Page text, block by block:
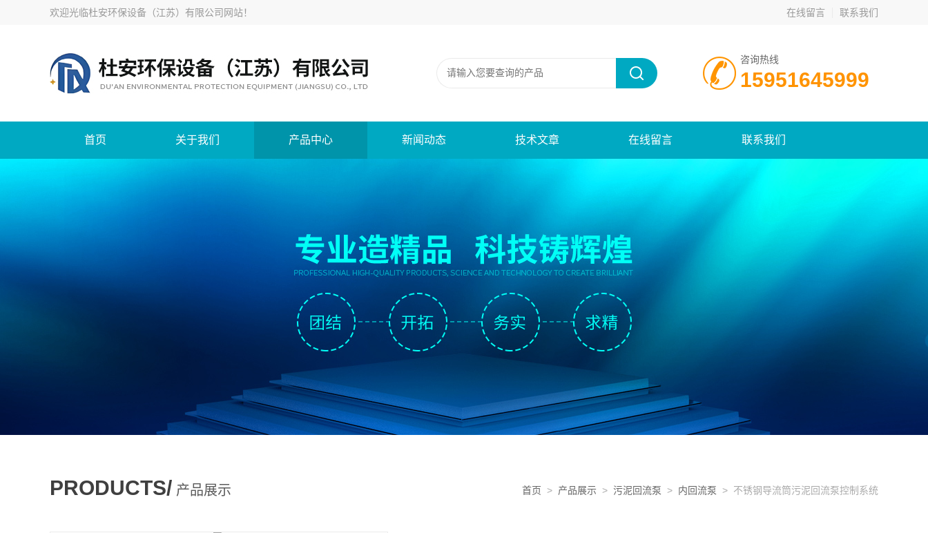
欢迎光临杜安环保设备（江苏）有限公司网站！ 在线留言 联系我们
咨询热线
15951645999
首页 关于我们 产品中心 新闻动态 技术文章 在线留言 联系我们
PRODUCTS/ 产品展示 首页 > 产品展示 > 污泥回流泵 > 内回流泵 > 不锈钢导流筒污泥回流泵控制系统